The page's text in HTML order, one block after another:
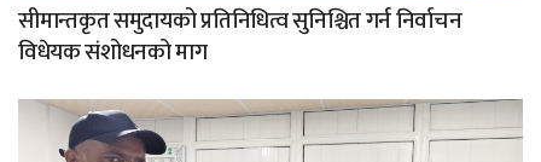
सीमान्तकृत समुदायको प्रतिनिधित्व सुनिश्चित गर्न निर्वाचन
विधेयक संशोधनको माग